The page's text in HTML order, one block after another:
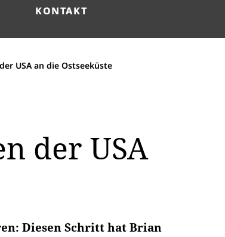
KONTAKT
USA an die Ostseeküste
der USA
Diesen Schritt hat Brian